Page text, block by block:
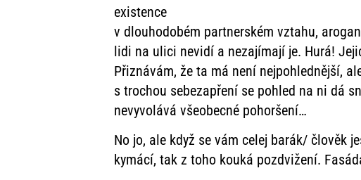
existence
v dlouhodobém partnerském vztahu,
lidi na ulici nevidí a nezajímají je. Hurá!
Přiznávám, že ta má není nejpohlednější,
s trochou sebezapření se pohled na ni dá
nevyvolává všeobecné pohoršení…
No jo, ale když se vám celej barák/ člověk
kymácí, tak z toho kouká pozdvižení.